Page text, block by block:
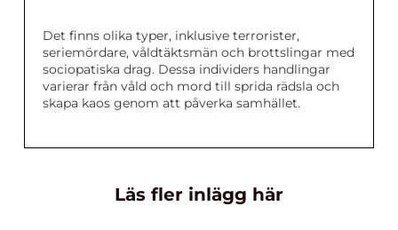
Det finns olika typer, inklusive terrorister,
seriemördare, våldtäktsmän och brottslingar med
sociopatiska drag. Dessa individers handlingar
varierar från våld och mord till sprida rädsla och
skapa kaos genom att påverka samhället.
Läs fler inlägg här